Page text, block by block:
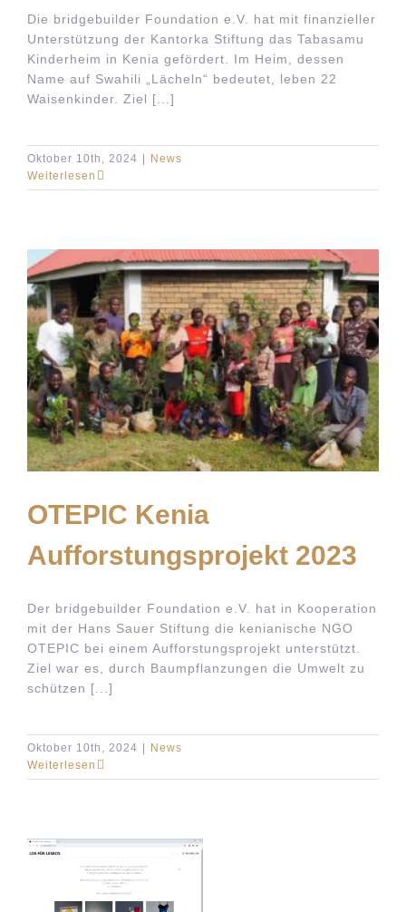
Die bridgebuilder Foundation e.V. hat mit finanzieller
Unterstützung der Kantorka Stiftung das Tabasamu
Kinderheim in Kenia gefördert. Im Heim, dessen
Name auf Swahili „Lächeln“ bedeutet, leben 22
Waisenkinder. Ziel [...]
Oktober 10th, 2024
News
Weiterlesen
OTEPIC Kenia
Aufforstungsprojekt 2023
Der bridgebuilder Foundation e.V. hat in Kooperation
mit der Hans Sauer Stiftung die kenianische NGO
OTEPIC bei einem Aufforstungsprojekt unterstützt.
Ziel war es, durch Baumpflanzungen die Umwelt zu
schützen [...]
Oktober 10th, 2024
News
Weiterlesen